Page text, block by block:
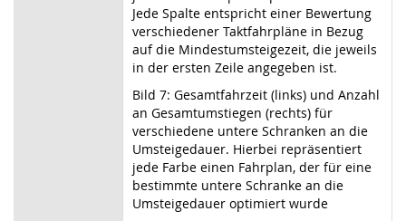
Jede Spalte entspricht einer Bewertung
verschiedener Taktfahrpläne in Bezug
auf die Mindestumsteigezeit, die jeweils
in der ersten Zeile angegeben ist.
Bild 7: Gesamtfahrzeit (links) und Anzahl
an Gesamtumstiegen (rechts) für
verschiedene untere Schranken an die
Umsteigedauer. Hierbei repräsentiert
jede Farbe einen Fahrplan, der für eine
bestimmte untere Schranke an die
Umsteigedauer optimiert wurde